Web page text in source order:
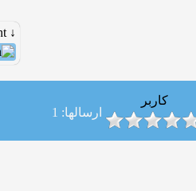
↓ Advertisement ↓
کاربر
ارسالها: 1